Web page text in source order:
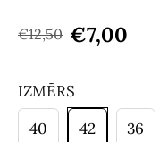
€12,50 €7,00
IZMĒRS
40
42 36